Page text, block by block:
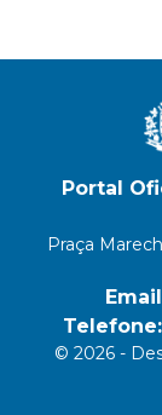
Portal
Praça
Telefone:
© 2026 -